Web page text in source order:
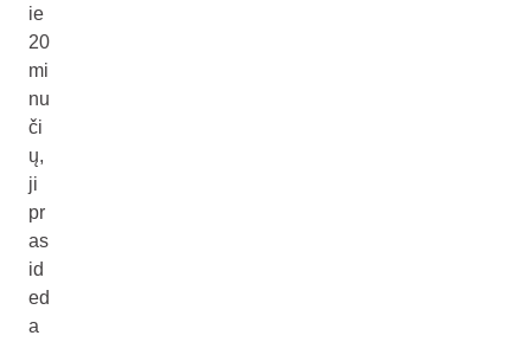
ie
20
mi
nu
či
ų,
ji
pr
as
id
ed
a